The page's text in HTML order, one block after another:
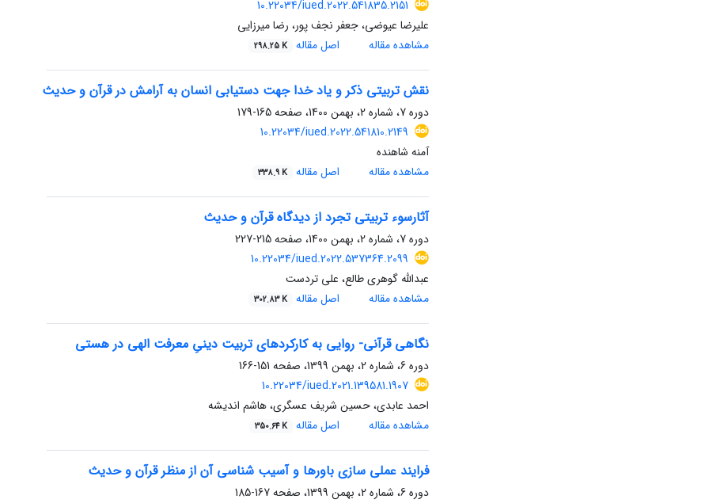
10.22034/iued.2022.541835.2151
علیرضا عیوضی، جعفر نجف پور، رضا میرزایی
مشاهده مقاله
اصل مقاله 298.25 K
نقش تربیتی ذکر و یاد خدا جهت دستیابی انسان به آرامش در قرآن و حدیث
دوره 7، شماره 2، بهمن 1400، صفحه
165-179
10.22034/iued.2022.541810.2149
آمنه شاهنده
مشاهده مقاله
اصل مقاله 338.9 K
آثارسوء تربیتی تجرد از دیدگاه قرآن و حدیث
دوره 7، شماره 2، بهمن 1400، صفحه
215-227
10.22034/iued.2022.537364.2099
عبدالله گوهری طالع، علی تردست
مشاهده مقاله
اصل مقاله 302.83 K
نگاهی قرآنی- روایی به کارکردهای تربیت دینیِ معرفت الهی در هستی
دوره 6، شماره 2، بهمن 1399، صفحه
151-166
10.22034/iued.2021.139581.1907
احمد عابدی، حسین شریف عسگری، هاشم اندیشه
مشاهده مقاله
اصل مقاله 350.64 K
فرایند عملی سازی باورها و آسیب شناسی آن از منظر قرآن و حدیث
دوره 6، شماره 2، بهمن 1399، صفحه
167-185